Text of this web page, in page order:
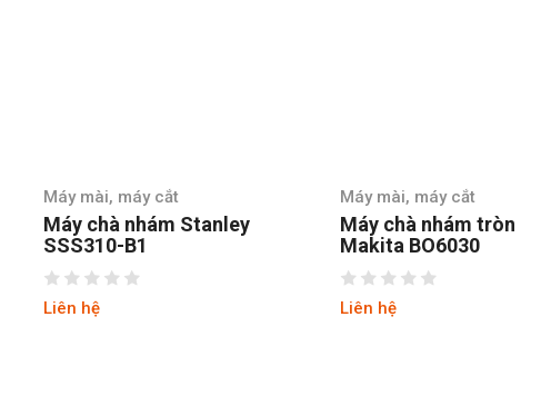
Máy mài, máy cắt
Máy chà nhám tròn
Makita BO6030
Liên hệ
Máy mài, máy cắt
Máy mài góc Makita
GA6020 1050W
Liên hệ